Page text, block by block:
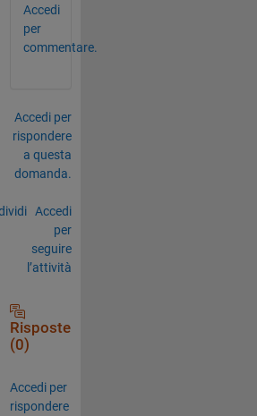
Accedi
per
commentare.
Accedi per
rispondere
a questa
domanda.
Accedi
per
seguire
l’attività
Risposte
(0)
Accedi per
rispondere